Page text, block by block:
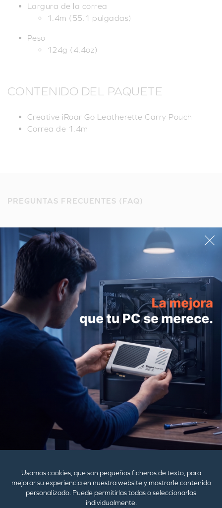
Usamos cookies, que son pequeños ficheros de texto, para
mejorar su experiencia en nuestra website y mostrarle contenido
personalizado. Puede permitirlas todas o seleccionarlas
individualmente.
Largura de la correa
1.4m (55.1 pulgadas)
Peso
124g (4.4oz)
CONTENIDO DEL PAQUETE
Creative iRoar Go Leatherette Carry Pouch
Correa de 1.4m
PREGUNTAS FRECUENTES (FAQ)
Haga una pregunta
Correo electrónico
AYUDA